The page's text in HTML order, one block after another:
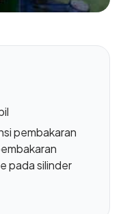
pembakaran
pada silinder